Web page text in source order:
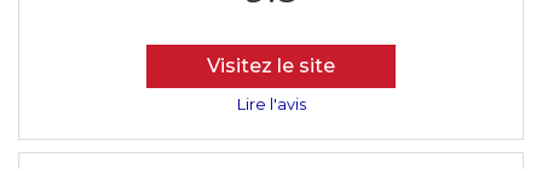
Visitez le site
Lire l'avis